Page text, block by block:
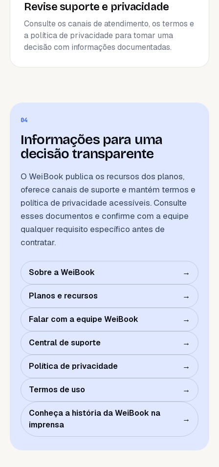
Revise suporte e privacidade
Consulte os canais de atendimento, os termos e
a política de privacidade para tomar uma
decisão com informações documentadas.
04
Informações para uma
decisão transparente
O WeiBook publica os recursos dos planos,
oferece canais de suporte e mantém termos e
política de privacidade acessíveis. Consulte
esses documentos e confirme com a equipe
qualquer requisito específico antes de
contratar.
Sobre a WeiBook →
Planos e recursos →
Falar com a equipe WeiBook →
Central de suporte →
Política de privacidade →
Termos de uso →
Conheça a história da WeiBook na
imprensa
→